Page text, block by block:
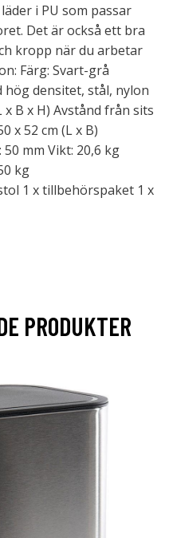
i PU som passar
Det är också ett bra
kropp när du arbetar
Färg: Svart-grå
hög densitet, stål, nylon
x B x H) Avstånd från sits
x 52 cm (L x B)
mm Vikt: 20,6 kg
kg
1 x tillbehörspaket 1 x
PRODUKTER